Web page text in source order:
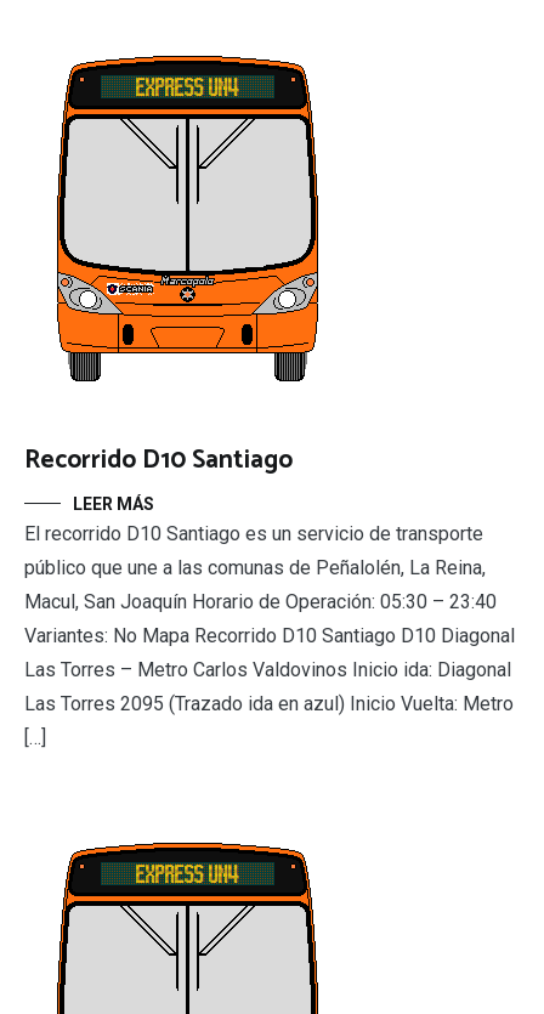
Recorrido D10 Santiago
LEER MÁS
El recorrido D10 Santiago es un servicio de transporte
público que une a las comunas de Peñalolén, La Reina,
Macul, San Joaquín Horario de Operación: 05:30 – 23:40
Variantes: No Mapa Recorrido D10 Santiago D10 Diagonal
Las Torres – Metro Carlos Valdovinos Inicio ida: Diagonal
Las Torres 2095 (Trazado ida en azul) Inicio Vuelta: Metro
[…]